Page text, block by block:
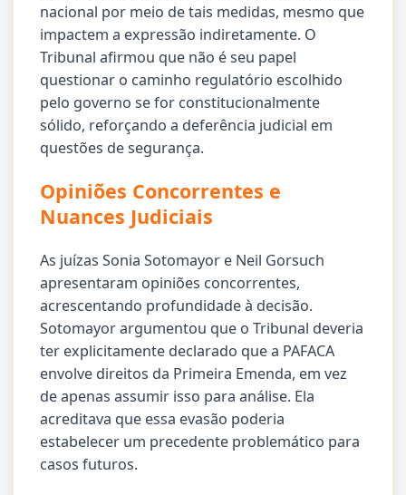
nacional por meio de tais medidas, mesmo que
impactem a expressão indiretamente. O
Tribunal afirmou que não é seu papel
questionar o caminho regulatório escolhido
pelo governo se for constitucionalmente
sólido, reforçando a deferência judicial em
questões de segurança.
Opiniões Concorrentes e
Nuances Judiciais
As juízas Sonia Sotomayor e Neil Gorsuch
apresentaram opiniões concorrentes,
acrescentando profundidade à decisão.
Sotomayor argumentou que o Tribunal deveria
ter explicitamente declarado que a PAFACA
envolve direitos da Primeira Emenda, em vez
de apenas assumir isso para análise. Ela
acreditava que essa evasão poderia
estabelecer um precedente problemático para
casos futuros.